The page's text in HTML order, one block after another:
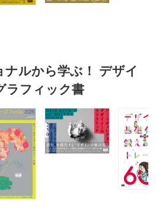
ナルから学ぶ！ デザイ
ラフィック書